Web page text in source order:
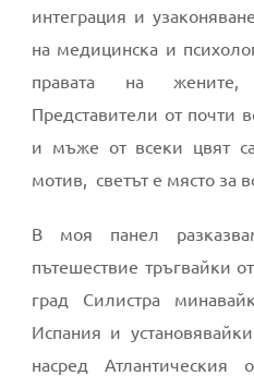
интеграция и
на медицинска и
правата на
Представители от почти
и мъже от всеки цвят
мотив, светът е място за
В моя панел
пътешествие тръгвайки
град Силистра
Испания и
насред Атлантическия